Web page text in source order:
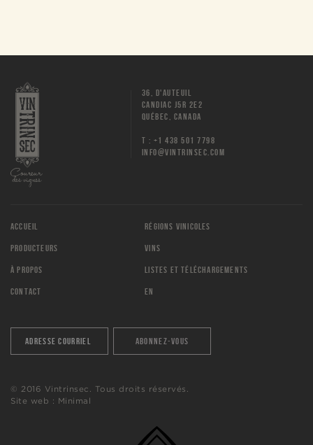
36, D'AUTEUIL
CANDIAC J5R 2E2
QUÉBEC, CANADA
T : +1 438 501 7798
INFO@VINTRINSEC.COM
ACCUEIL RÉGIONS VINICOLES
PRODUCTEURS VINS
À PROPOS LISTES ET TÉLÉCHARGEMENTS
CONTACT EN
© 2016 Vintrinsec. Tous droits réservés.
Site web : Minimal